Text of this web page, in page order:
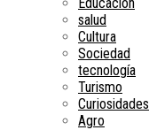
salud
Cultura
Sociedad
tecnología
Turismo
Curiosidades
Agro